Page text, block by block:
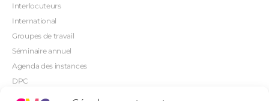
Interlocuteurs
International
Groupes de travail
Séminaire annuel
Agenda des instances
DPC